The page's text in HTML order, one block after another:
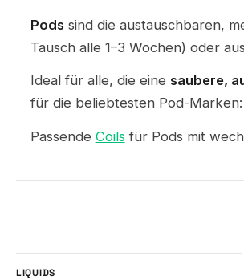
Podssind die austauschbaren,
Tausch alle 1–3 Wochen) oder
Ideal für alle, die eine saubere,
für die beliebtesten Pod-Marken:
Passende Coilsfür Pods mit
LIQUIDS